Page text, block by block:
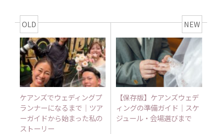
OLD
ケアンズでウェディングプ
ランナーになるまで｜ツア
ーガイドから始まった私の
ストーリー
NEW
【保存版】ケアンズウェデ
ィングの準備ガイド｜スケ
ジュール・会場選びまで